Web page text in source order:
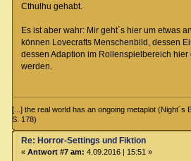
Cthulhu gehabt.
Es ist aber wahr: Mir geht´s hier um etwas
können Lovecrafts Menschenbild, dessen
dessen Adaption im Rollenspielbereich
werden.
[...] the real world has an ongoing metaplot (Night´s
S. 178)
Re: Horror-Settings und Fiktion
« Antwort #7 am: 4.09.2016 | 15:51 »